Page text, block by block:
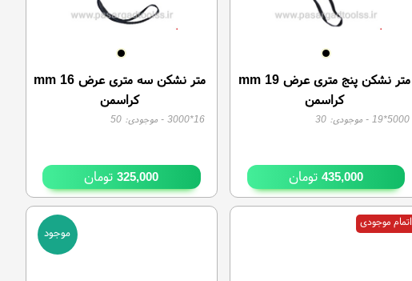
متر نشکن پنج متری عرض 19 mm
کراسمن
5000*19 - موجودی:30
435,000 تومان
متر نشکن سه متری عرض 16 mm
کراسمن
16*3000 - موجودی: 50
325,000تومان
اتمام موجودی
موجود